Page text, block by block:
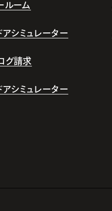
ルーム
アシミュレーター
グ請求
アシミュレーター